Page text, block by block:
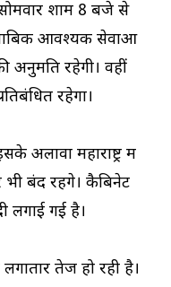
सोमवार शाम 8 बजे से
आवश्यक सेवाओं
अनुमति रहेगी। वहीं
रहेगा।
अलावा महाराष्ट्र में
भी बंद रहेंगे। कैबिनेट
लगाई गई है।
तेज हो रही है।